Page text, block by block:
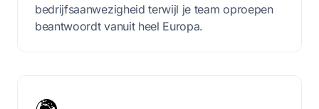
bedrijfsaanwezigheid terwijl je team oproepen
beantwoordt vanuit heel Europa.